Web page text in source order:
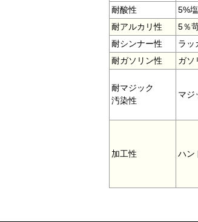
耐酸性
5%
耐アルカリ性
5％
耐シンナー性
ラッ
耐ガソリン性
ガソ
耐マジック
汚染性
マジ
加工性 ハン